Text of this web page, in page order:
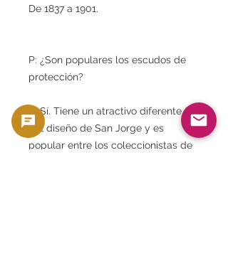
De 1837 a 1901.
P: ¿Son populares los escudos de
protección?
R: Sí. Tiene un atractivo diferente al
del diseño de San Jorge y es
popular entre los coleccionistas de